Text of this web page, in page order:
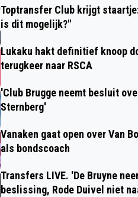
Toptransfer Club krijgt
is dit mogelijk?"
Lukaku hakt definitief knoop
terugkeer naar RSCA
'Club Brugge neemt besluit
Sternberg'
Vanaken gaat open over Van
als bondscoach
Transfers LIVE. 'De Bruyne
beslissing, Rode Duivel niet